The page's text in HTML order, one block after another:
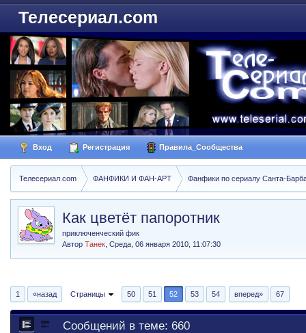
Телесериал.com
Вход Регистрация Правила_Сообщества
Телесериал.com ФАНФИКИ И ФАН-АРТ Фанфики по сериалу Санта-
Как цветёт папоротник
приключенческий фик
АвторТанек ,Среда, 06 января 2010, 11:07:30
1 «назад Страницы 50 51 52 53 54 вперед» 67
Сообщений в теме: 660